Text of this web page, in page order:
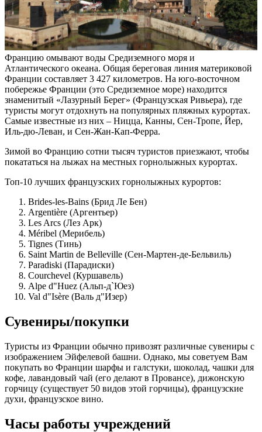
Францию омывают воды Средиземного моря и
Атлантического океана. Общая береговая линия материковой
Франции составляет 3 427 километров. На юго-восточном
побережье Франции (это Средиземное море) находится
знаменитый «Лазурный Берег» (Французская Ривьера), где
туристы могут отдохнуть на популярных пляжных курортах.
Самые известные из них – Ницца, Канны, Сен-Тропе, Йер,
Иль-дю-Леван, и Сен-Жан-Кап-Ферра.
Зимой во Францию сотни тысяч туристов приезжают, чтобы
покататься на лыжах на местных горнолыжных курортах.
Топ-10 лучших французских горнолыжных курортов:
Brides-les-Bains (Брид Ле Бен)
Argentière (Аргентьер)
Les Arcs (Лез Арк)
Méribel (Мерибель)
Tignes (Тинь)
Saint Martin de Belleville (Сен-Мартен-де-Бельвиль)
Paradiski (Парадиски)
Courchevel (Куршавель)
Alpe d"Huez (Альп-д`Юез)
Val d"Isère (Валь д"Изер)
Сувениры/покупки
Туристы из Франции обычно привозят различные сувениры с
изображением Эйфелевой башни. Однако, мы советуем Вам
покупать во Франции шарфы и галстуки, шоколад, чашки для
кофе, лавандовый чай (его делают в Провансе), дижонскую
горчицу (существует 50 видов этой горчицы), французские
духи, французское вино.
Часы работы учреждений